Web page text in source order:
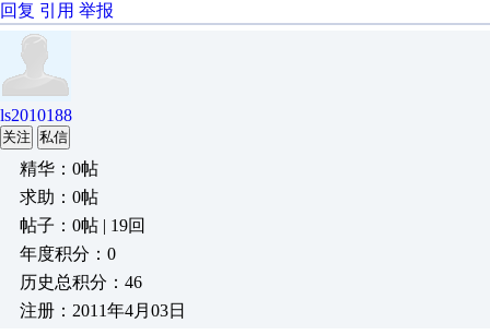
回复 引用 举报
ls2010188
关注 私信
精华：0帖
求助：0帖
帖子：0帖 | 19回
年度积分：0
历史总积分：46
注册：2011年4月03日